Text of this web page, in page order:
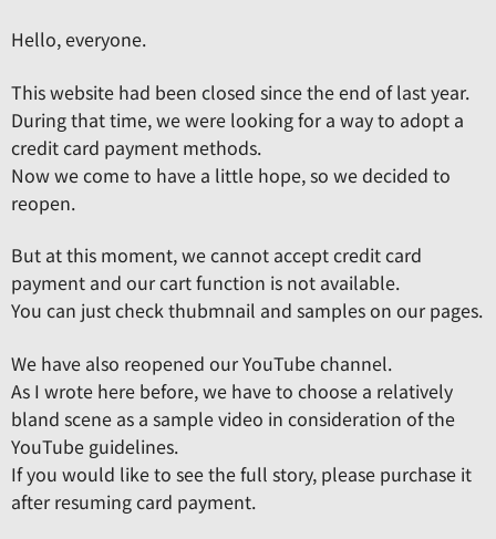
Hello, everyone.
This website had been closed since the end of last year.
During that time, we were looking for a way to adopt a
credit card payment methods.
Now we come to have a little hope, so we decided to
reopen.
But at this moment, we cannot accept credit card
payment and our cart function is not available.
You can just check thubmnail and samples on our pages.
We have also reopened our YouTube channel.
As I wrote here before, we have to choose a relatively
bland scene as a sample video in consideration of the
YouTube guidelines.
If you would like to see the full story, please purchase it
after resuming card payment.